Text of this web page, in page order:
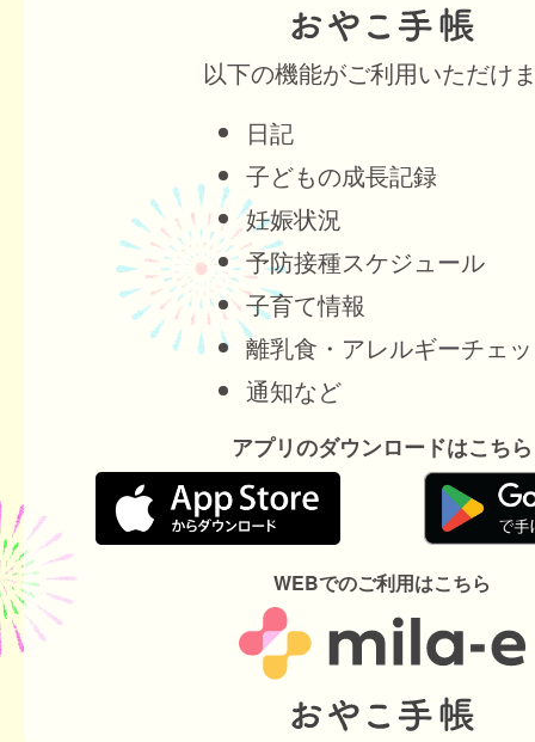
以下の機能がご利用いただけ
日記
子どもの成長記録
妊娠状況
予防接種スケジュール
子育て情報
離乳食・アレルギーチェ
通知など
アプリのダウンロードはこちら
WEBでのご利用はこちら